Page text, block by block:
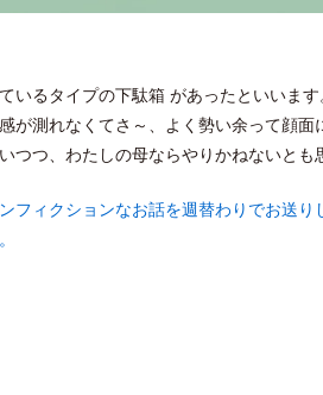
いるタイプの下駄箱 があったといいま
が測れなくてさ～、よく勢い余って顔
つつ、わたしの母ならやりかねないとも
フィクションなお話を週替わりでお送